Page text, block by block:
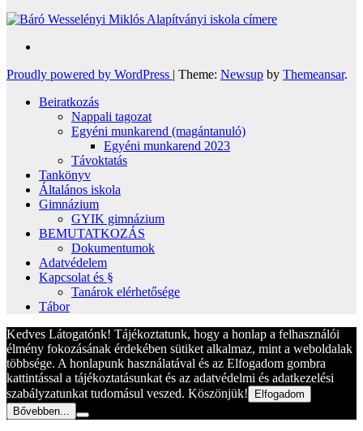
Proudly powered by WordPress | Theme: Newsup by Themeansar.
Beiratkozás
Nappali tagozat
Egyéni munkarend (magántanuló)
Egyéni munkarend 2023
Távoktatás
Tankönyv
Általános iskola
Gimnázium
GYIK gimnázium
BEMUTATKOZÁS
Dokumentumok
Adatvédelem
Kapcsolat és §
Tanárok elérhetősége
Tábor
Kedves Látogatónk! Tájékoztatunk, hogy a honlap a felhasználói
élmény fokozásának érdekében sütiket alkalmaz, mint a weboldalak
többsége. A honlapunk használatával és az Elfogadom gombra
kattintással a tájékoztatásunkat és az adatvédelmi és adatkezelési
szabályzatunkat tudomásul veszed. Köszönjük!
Elfogadom
Bővebben...